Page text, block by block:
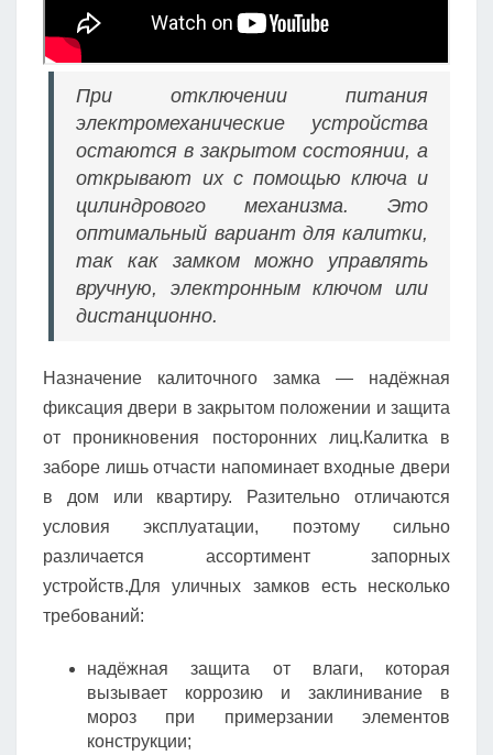
При отключении питания
электромеханические устройства
остаются в закрытом состоянии, а
открывают их с помощью ключа и
цилиндрового механизма. Это
оптимальный вариант для калитки,
так как замком можно управлять
вручную, электронным ключом или
дистанционно.
Назначение калиточного замка — надёжная
фиксация двери в закрытом положении и защита
от проникновения посторонних лиц.Калитка в
заборе лишь отчасти напоминает входные двери
в дом или квартиру. Разительно отличаются
условия эксплуатации, поэтому сильно
различается ассортимент запорных
устройств.Для уличных замков есть несколько
требований:
надёжная защита от влаги, которая
вызывает коррозию и заклинивание в
мороз при примерзании элементов
конструкции;